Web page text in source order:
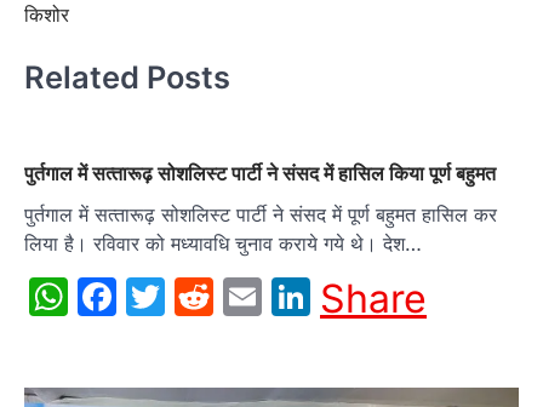
किशोर
Related Posts
पुर्तगाल में सत्‍तारूढ़ सोशलिस्‍ट पार्टी ने संसद में हासिल किया पूर्ण बहुमत
पुर्तगाल में सत्‍तारूढ़ सोशलिस्‍ट पार्टी ने संसद में पूर्ण बहुमत हासिल कर
लिया है। रविवार को मध्यावधि चुनाव कराये गये थे। देश…
WhatsApp
Facebook
Twitter
Reddit
EmailLinkedIn
Share